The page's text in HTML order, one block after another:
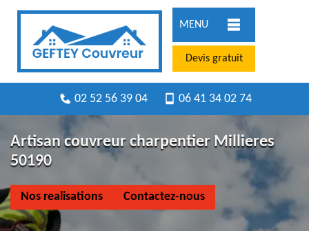
MENU
Devis gratuit
02 52 56 39 04 06 41 34 02 74
Artisan couvreur charpentier Millieres
50190
Nos realisations Contactez-nous